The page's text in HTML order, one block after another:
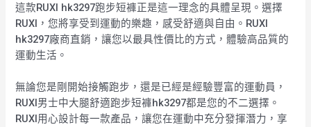
這款RUXI hk3297跑步短褲正是這一理念的具體呈現。選擇
RUXI，您將享受到運動的樂趣，感受舒適與自由。RUXI
hk3297廠商直銷，讓您以最具性價比的方式，體驗高品質的
運動生活。
無論您是剛開始接觸跑步，還是已經是經驗豐富的運動員，
RUXI男士中大腿舒適跑步短褲hk3297都是您的不二選擇。
RUXI用心設計每一款產品，讓您在運動中充分發揮潛力，享